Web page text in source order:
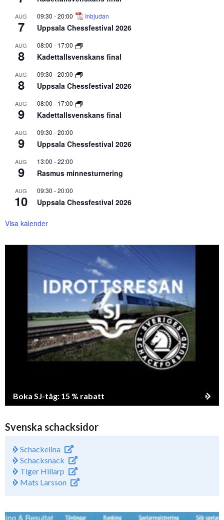
AUG
7
09:30 -20:00 Inbjudan
Uppsala Chessfestival 2026
AUG
8
08:00 - 17:00
Kadettallsvenskans final
AUG
8
09:30 -20:00
Uppsala Chessfestival 2026
AUG
9
08:00 - 17:00
Kadettallsvenskans final
AUG
9
09:30 -20:00
Uppsala Chessfestival 2026
AUG
9
13:00 -22:00
Rasmus minnesturnering
AUG
10
09:30 -20:00
Uppsala Chessfestival 2026
Visa kalender
Boka SJ-tåg: 15 % rabatt
Svenska schacksidor
Schackelina
Schacksnack
Tiger Hillarp
Mats Larsson